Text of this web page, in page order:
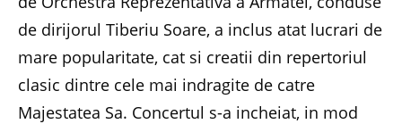
de dirijorul Tiberiu Soare, a inclus atat lucrari de
mare popularitate, cat si creatii din repertoriul
clasic dintre cele mai indragite de catre
Majestatea Sa. Concertul s-a incheiat, in mod